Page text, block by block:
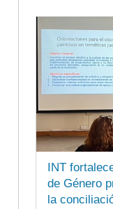
INT
de Género
la